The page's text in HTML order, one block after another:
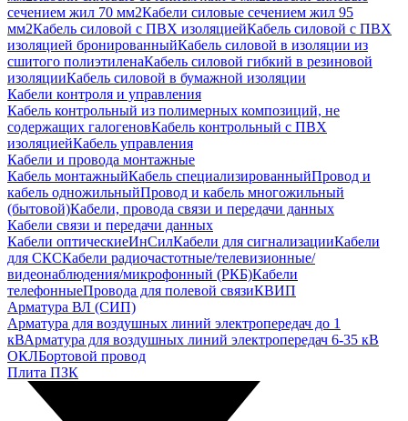
сечением жил 70 мм2Кабели силовые сечением жил 95
мм2Кабель силовой с ПВХ изоляциейКабель силовой с ПВХ
изоляцией бронированныйКабель силовой в изоляции из
сшитого полиэтиленаКабель силовой гибкий в резиновой
изоляцииКабель силовой в бумажной изоляции
Кабели контроля и управления
Кабель контрольный из полимерных композиций, не
содержащих галогеновКабель контрольный с ПВХ
изоляциейКабель управления
Кабели и провода монтажные
Кабель монтажныйКабель специализированныйПровод и
кабель одножильныйПровод и кабель многожильный
(бытовой)Кабели, провода связи и передачи данных
Кабели связи и передачи данных
Кабели оптическиеИнСилКабели для сигнализацииКабели
для СКСКабели радиочастотные/телевизионные/
видеонаблюдения/микрофонный (РКБ)Кабели
телефонныеПровода для полевой связиКВИП
Арматура ВЛ (СИП)
Арматура для воздушных линий электропередач до 1
кВАрматура для воздушных линий электропередач 6-35 кВ
ОКЛБортовой провод
Плита ПЗК